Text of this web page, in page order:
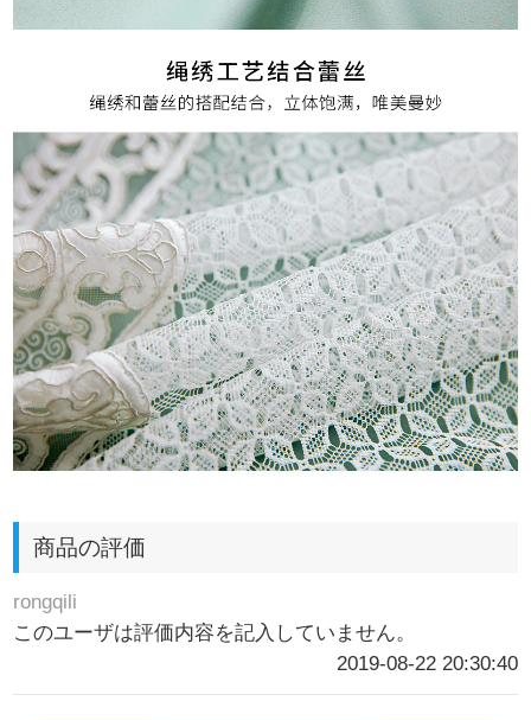
商品の評価
rongqili
このユーザは評価内容を記入していません。
2019-08-22 20:30:40